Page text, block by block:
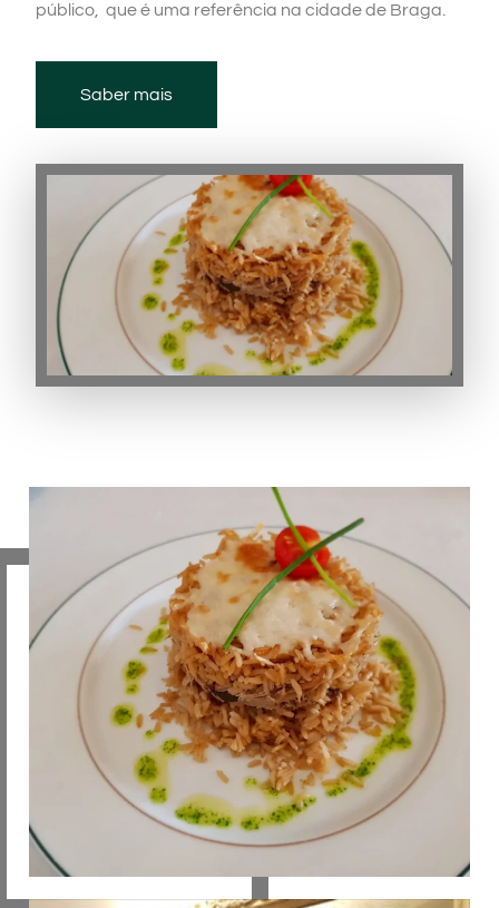
público, que é uma referência na cidade de Braga.
Saber mais